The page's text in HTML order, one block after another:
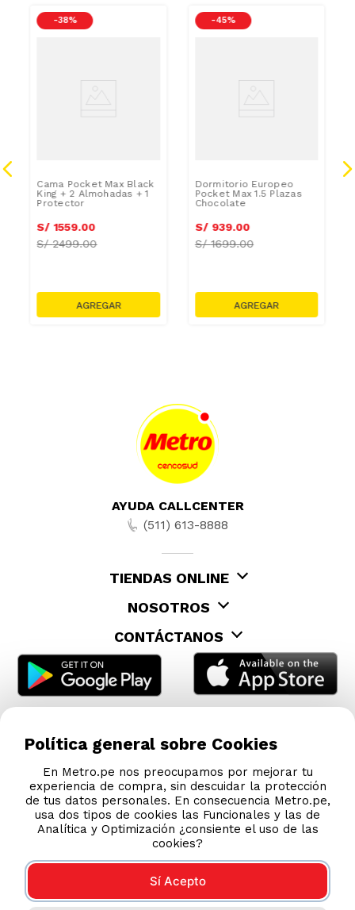
-38 %
Cama Pocket Max Black
King + 2 Almohadas + 1
Protector
S/ 1559.00
S/2499.00
-45 %
Dormitorio Europeo
Pocket Max 1.5 Plazas
Chocolate
S/ 939.00
S/1699.00
AYUDA CALLCENTER
(511) 613-8888
TIENDAS ONLINE
NOSOTROS
CONTÁCTANOS
COMPRAS 100% SEGURAS
Política general sobre Cookies
En Metro.pe nos preocupamos por mejorar tu
experiencia de compra, sin descuidar la protección
de tus datos personales. En consecuencia Metro.pe,
usa dos tipos de cookies las Funcionales y las de
Analítica y Optimización ¿consiente el uso de las
cookies?
Sí Acepto